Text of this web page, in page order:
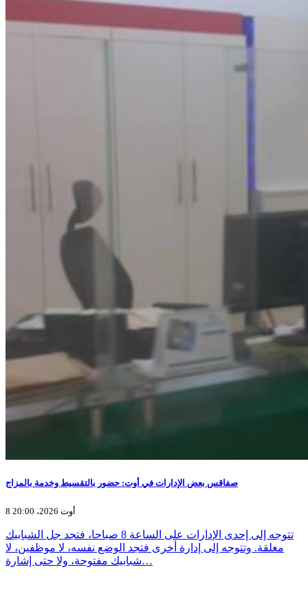
صفاقس بعض الإدارات في أوت: حضور بالتقسيط وخدمة بالمزاج
8 أوت 2026، 20:00
تتوجه إلى إحدى الإدارات على الساعة 8 صباحا، فتجد جل الشبابيك
مغلقة. وتتوجه إلى إدارة أخرى فتجد الوضع نفسه، لا موظفين، لا
شبابيك مفتوحة، ولا حتى إشارة…